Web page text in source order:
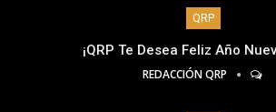
QRP
¡QRP Te Desea Feliz Año
REDACCIÓN QRP